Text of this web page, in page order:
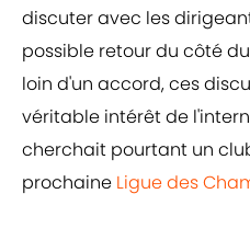
discuter avec les
possible retour du côté
loin d'un accord, ces
véritable intérêt de
cherchait pourtant un
prochaine Ligue des